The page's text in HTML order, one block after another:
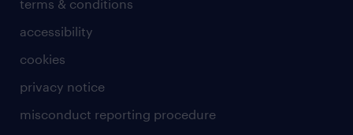
terms & conditions
accessibility
cookies
privacy notice
misconduct reporting procedure